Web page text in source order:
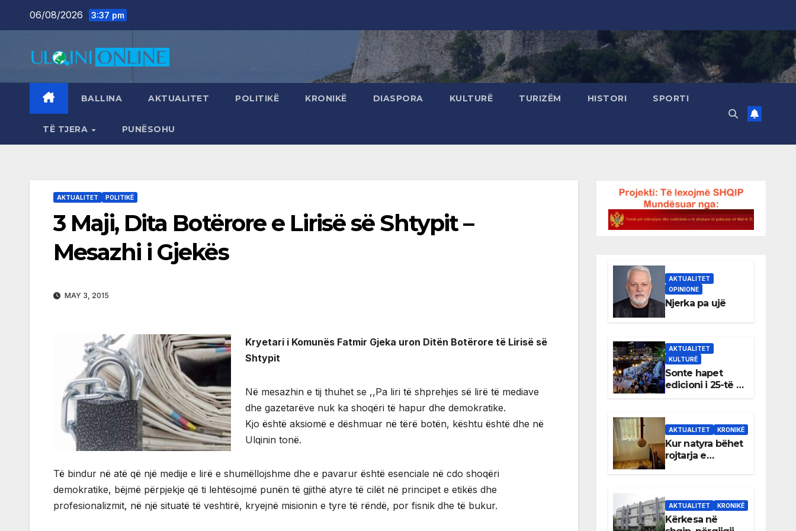
06/08/2026 3:37 pm
BALLINA AKTUALITET POLITIKË KRONIKË DIASPORA KULTURË TURIZËM HISTORI SPORTI
TË TJERA PUNËSOHU
AKTUALITET POLITIKË
3 Maji, Dita Botërore e Lirisë së Shtypit –
Mesazhi i Gjekës
MAY 3, 2015
Kryetari i Komunës Fatmir Gjeka uron Ditën Botërore të Lirisë së
Shtypit
Në mesazhin e tij thuhet se ,,Pa liri të shprehjes së lirë të mediave
dhe gazetarëve nuk ka shoqëri të hapur dhe demokratike.
Kjo është aksiomë e dëshmuar në tërë botën, kështu është dhe në
Ulqinin tonë.
Të bindur në atë që një medije e lirë e shumëllojshme dhe e pavarur është esenciale në cdo shoqëri
demokratike, bëjmë përpjekje që ti lehtësojmë punën të gjithë atyre të cilët në principet e etikës dhe
profesionalizmit, në një situatë të veshtirë, kryejnë misionin e tyre të rëndë, por fisnik dhe të bukur.
AKTUALITET
OPINIONE
Njerka pa ujë
AKTUALITET
KULTURË
Sonte hapet
edicioni i 25-të i
Panairit të Librit
AKTUALITET KRONIKË
Kur natyra bëhet
rojtarja e
dhomës së
AKTUALITET KRONIKË
Kërkesa në